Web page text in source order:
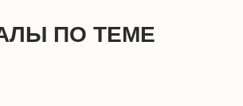
ПО ТЕМЕ